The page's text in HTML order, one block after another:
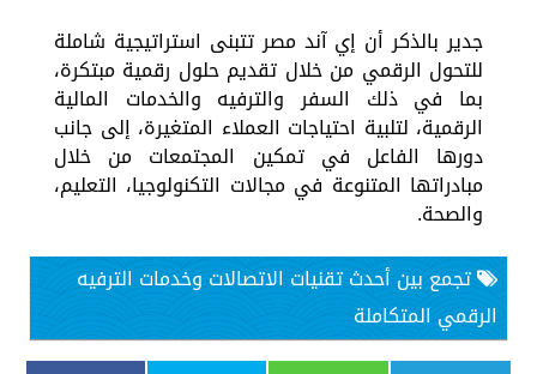
جدير بالذكر أن إي آند مصر تتبنى استراتيجية شاملة
للتحول الرقمي من خلال تقديم حلول رقمية مبتكرة،
بما في ذلك السفر والترفيه والخدمات المالية
الرقمية، لتلبية احتياجات العملاء المتغيرة، إلى جانب
دورها الفاعل في تمكين المجتمعات من خلال
مبادراتها المتنوعة في مجالات التكنولوجيا، التعليم،
والصحة.
تجمع بين أحدث تقنيات الاتصالات وخدمات الترفيه
الرقمي المتكاملة